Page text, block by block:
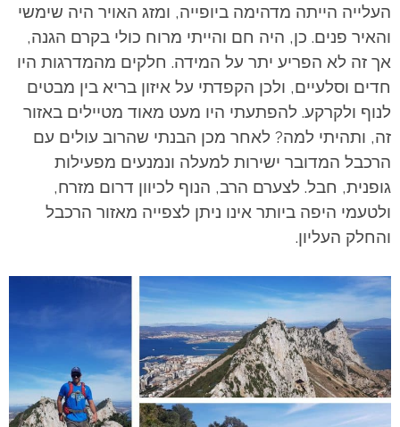
העלייה הייתה מדהימה ביופייה, ומזג האויר היה שימשי
והאיר פנים. כן, היה חם והייתי מרוח כולי בקרם הגנה,
אך זה לא הפריע יתר על המידה. חלקים מהמדרגות היו
חדים וסלעיים, ולכן הקפדתי על איזון בריא בין מבטים
לנוף ולקרקע. להפתעתי היו מעט מאוד מטיילים באזור
זה, ותהיתי למה? לאחר מכן הבנתי שהרוב עולים עם
הרכבל המדובר ישירות למעלה ונמנעים מפעילות
גופנית, חבל. לצערם הרב, הנוף לכיוון דרום מזרח,
ולטעמי היפה ביותר אינו ניתן לצפייה מאזור הרכבל
והחלק העליון.